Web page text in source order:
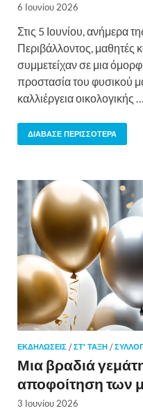
6 Ιουνίου 2026
Στις 5 Ιουνίου, ανήμερα
Περιβάλλοντος, μαθητές
συμμετείχαν σε μια
προστασία του φυσικού
καλλιέργεια οικολογικής …
ΔΙΆΒΑΣΕ ΠΕΡΙΣΣΌΤΕΡΑ
ΕΚΔΗΛΏΣΕΙΣ /ΣΤ' ΤΑΞΗ /
Μια βραδιά
αποφοίτηση των
3 Ιουνίου 2026